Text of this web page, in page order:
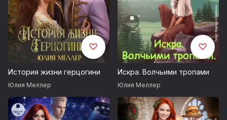
История жизни герцогини
Юлия Меллер
Искра. Волчьими тропами
Юлия Меллер